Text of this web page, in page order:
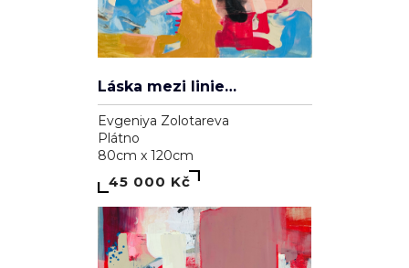
Láska mezi liniemi
Evgeniya Zolotareva
Plátno
80cm x 120cm
45 000 Kč